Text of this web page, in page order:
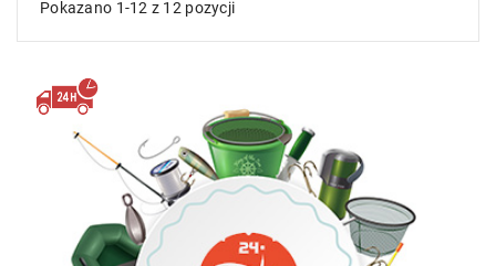
Pokazano 1-12 z 12 pozycji